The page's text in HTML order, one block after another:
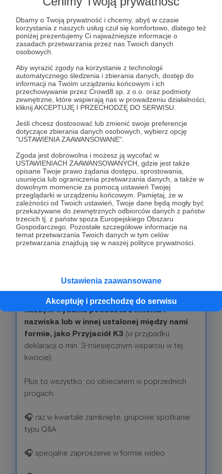
Dbamy o Twoją prywatność i chcemy, abyś w czasie
korzystania z naszych usług czuł się komfortowo, dlatego też
poniżej prezentujemy Ci najważniejsze informacje o
zasadach przetwarzania przez nas Twoich danych
osobowych.
Aby wyrazić zgody na korzystanie z technologii
automatycznego śledzenia i zbierania danych, dostęp do
informacji na Twoim urządzeniu końcowym i ich
przechowywanie przez Crowd8 sp. z o.o. oraz podmioty
zewnętrzne, które wspierają nas w prowadzeniu działalności,
kliknij AKCEPTUJĘ I PRZECHODZĘ DO SERWISU.
Jeśli chcesz dostosować lub zmienić swoje preferencje
dotyczące zbierania danych osobowych, wybierz opcję
"USTAWIENIA ZAAWANSOWANE".
Zgoda jest dobrowolna i możesz ją wycofać w
USTAWIENIACH ZAAWANSOWANYCH, gdzie jest także
opisane Twoje prawo żądania dostępu, sprostowania,
usunięcia lub ograniczenia przetwarzania danych, a także w
dowolnym momencie za pomocą ustawień Twojej
przeglądarki w urządzeniu końcowym. Pamiętaj, że w
zależności od Twoich ustawień, Twoje dane będą mogły być
przekazywane do zewnętrznych odbiorców danych z państw
trzecich tj. z państw spoza Europejskiego Obszaru
Gospodarczego. Pozostałe szczegółowe informacje na
temat przetwarzania Twoich danych w tym celów
przetwarzania znajdują się w naszej polityce prywatności.
Ustawienia zaawansowane
Akceptuję i przechodzę do serwisu
Otrzymacie oczywiście to wszystko, o czym już
napisałem:
🎧 dwie zapowiedzi audio każdego kolejnego
odcinka podcastu
🎧 zaproszenie do udziału w zamkniętej grupie na
FB
🎧 wysyłaną raz w miesiącu propozycje lektur i
filmów, które poszerzają tematykę poruszaną w
ostatnich odcinkach podcastu
🎧 dostęp do specjalnej playlisty tworzonej dla
Patronek i Patronów K3
Patroni: 26
500 zł miesięcznie
Podziękuję Państwuwymieniając Was w
każdym wydaniu podcastu z imienia i
nazwiska lub w innej ustalonej między nami
formie, jako Przyjaciół K3 (w przypadku
deklaracji o min. 3-miesięcznym wsparciu w tej
kwocie).
Plus to wszystko, co obiecałem w poprzednich
progach:
🎧 raz w kwartale zamknięte, grupowe spotkanie
typu Q&A
🎧 specjalne zaproszenie w formie wideo